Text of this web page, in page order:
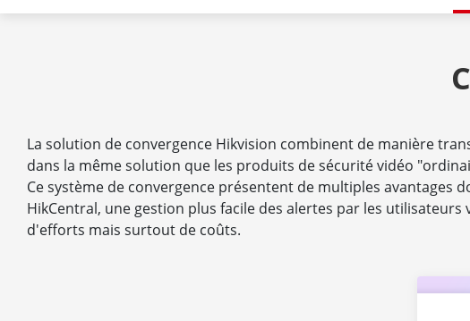
La solution de convergence Hikvision combinent de manière
dans la même solution que les produits de sécurité vidéo
Ce système de convergence présentent de multiples
HikCentral, une gestion plus facile des alertes par les
d'efforts mais surtout de coûts.